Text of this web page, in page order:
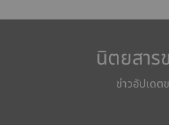
นิตยสาร
ข่าวอัปเดต